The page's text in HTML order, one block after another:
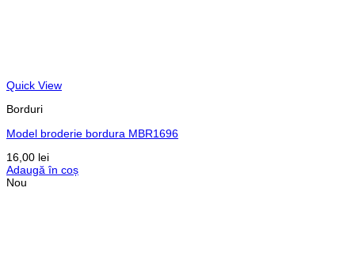
Quick View
Borduri
Model broderie bordura MBR1696
16,00 lei
Adaugă în coș
Nou